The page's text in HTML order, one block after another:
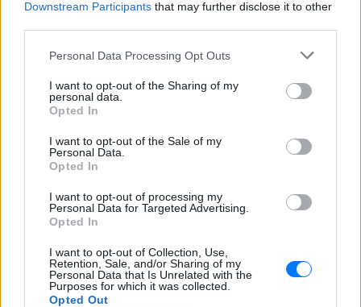
Downstream Participants that may further disclose it to other
Personal Data Processing Opt Outs
I want to opt-out of the Sharing of my
personal data.
Opted In
I want to opt-out of the Sale of my
Personal Data.
Opted In
I want to opt-out of processing my
Personal Data for Targeted Advertising.
Opted In
I want to opt-out of Collection, Use,
Retention, Sale, and/or Sharing of my
Personal Data that Is Unrelated with the
Purposes for which it was collected.
Opted Out
ΧΤΕΣ
Βίντεο που φέρεται να δείχνει βίαιη
επιστράτευση στην Ουκρανία
«busification».
Βούτηξε ο μπάρμαν για να τον
Ο ιδιοκτήτης του beach bar και οι γονείς
του μικρού προσήχθησαν από τις αρχές -
ώρα